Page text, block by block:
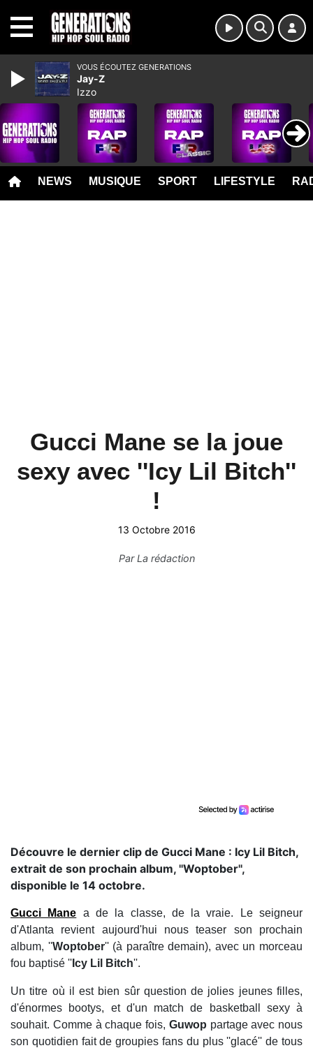
NEWS MUSIQUE SPORT LIFESTYLE
Gucci Mane se la joue
sexy avec ''Icy Lil Bitch''
!
13 Octobre 2016
ParLa rédaction
Découvre le dernier clip de Gucci Mane : Icy Lil Bitch,
extrait de son prochain album, ''Woptober'',
disponible le 14 octobre.
Gucci Mane a de la classe, de la vraie. Le seigneur
d'Atlanta revient aujourd'hui nous teaser son prochain
album, ''Woptober'' (à paraître demain), avec un morceau
fou baptisé '' Icy Lil Bitch''.
Un titre où il est bien sûr question de jolies jeunes filles,
d'énormes bootys, et d'un match de basketball sexy à
souhait. Comme à chaque fois, Guwop partage avec nous
son quotidien fait de groupies fans du plus ''glacé'' de tous
VOUS ÉCOUTEZ GENERATIONS
Jay-Z
Izzo